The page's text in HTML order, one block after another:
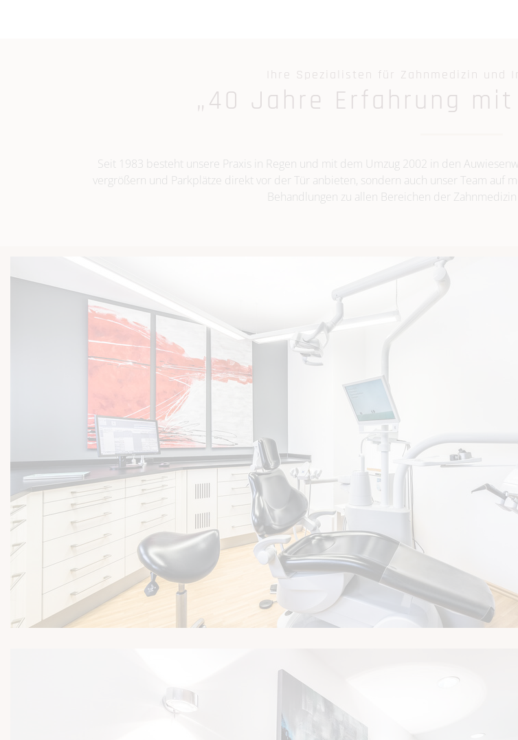
Ihre Spezialisten für Zahnmedizin und
„40 Jahre Erfahrung
Seit 1983 besteht unsere Praxis in Regen und mit dem Umzug 2002 in den
vergrößern und Parkplätze direkt vor der Tür anbieten, sondern auch unser Team auf
Behandlungen zu allen Bereichen der Zahnmedizin